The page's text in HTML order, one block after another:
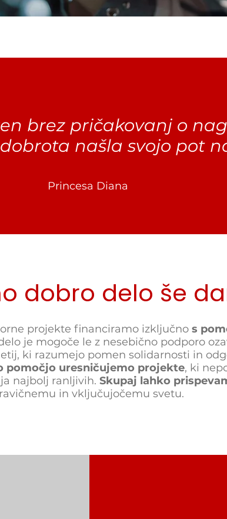
brez pričakovanj o
našla svojo pot
Princesa Diana
dobro delo še
projekte financiramo izključno s
je mogoče le z nesebično podporo
ki razumejo pomen solidarnosti in
pomočjo uresničujemo projekte, ki
najbolj ranljivih. Skupaj lahko
in vključujočemu svetu.